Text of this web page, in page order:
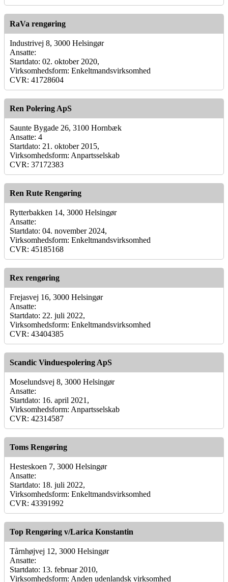
RaVa rengøring
Industrivej 8, 3000 Helsingør
Ansatte:
Startdato: 02. oktober 2020,
Virksomhedsform: Enkeltmandsvirksomhed
CVR: 41728604
Ren Polering ApS
Saunte Bygade 26, 3100 Hornbæk
Ansatte: 4
Startdato: 21. oktober 2015,
Virksomhedsform: Anpartsselskab
CVR: 37172383
Ren Rute Rengøring
Rytterbakken 14, 3000 Helsingør
Ansatte:
Startdato: 04. november 2024,
Virksomhedsform: Enkeltmandsvirksomhed
CVR: 45185168
Rex rengøring
Frejasvej 16, 3000 Helsingør
Ansatte:
Startdato: 22. juli 2022,
Virksomhedsform: Enkeltmandsvirksomhed
CVR: 43404385
Scandic Vinduespolering ApS
Moselundsvej 8, 3000 Helsingør
Ansatte:
Startdato: 16. april 2021,
Virksomhedsform: Anpartsselskab
CVR: 42314587
Toms Rengøring
Hesteskoen 7, 3000 Helsingør
Ansatte:
Startdato: 18. juli 2022,
Virksomhedsform: Enkeltmandsvirksomhed
CVR: 43391992
Top Rengøring v/Larica Konstantin
Tårnhøjvej 12, 3000 Helsingør
Ansatte:
Startdato: 13. februar 2010,
Virksomhedsform: Anden udenlandsk virksomhed